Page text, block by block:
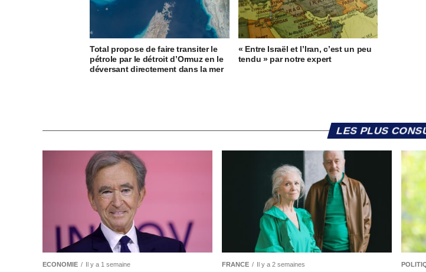
Total propose de faire transiter le
pétrole par le détroit d’Ormuz en le
déversant directement dans la mer
« Entre Israël et l’Iran, c’est un peu
tendu » par notre expert
LES PLUS
ECONOMIE Il y a 1 semaine FRANCE Il y a 2 semaines